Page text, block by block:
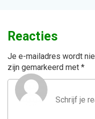
Reacties
Je e-mailadres wordt
zijn gemarkeerd met *